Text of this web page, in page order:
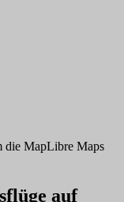
die MapLibre Maps
auf